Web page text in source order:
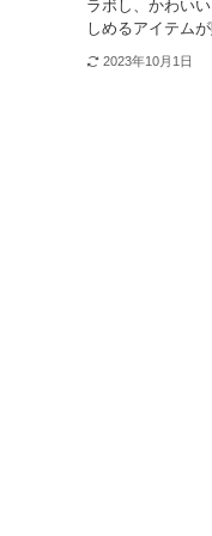
ラボし、かわい
しめるアイテム
2023年10月1日